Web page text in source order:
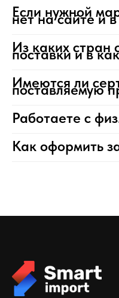
Если нужной
нет на сайте и
Из каких стран
поставки и в
Имеются ли
поставляемую
Работаете с
Как оформить